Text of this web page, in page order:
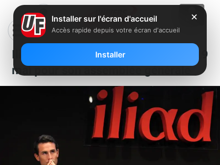
Iliad convoque ses actionnaires le 19
mai pour son assemblée générale
✕
Installer sur l'écran d'accueil
Accès rapide depuis votre écran d'accueil
Installer